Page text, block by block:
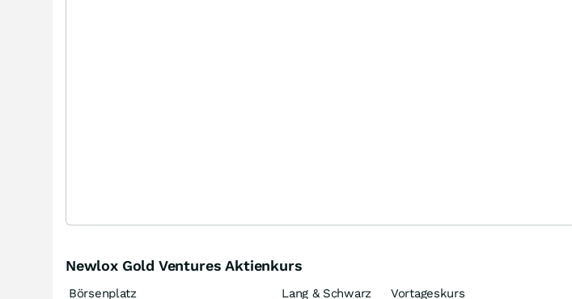
Newlox Gold Ventures Aktienkurs
Börsenplatz
Lang & Schwarz
Vortageskurs